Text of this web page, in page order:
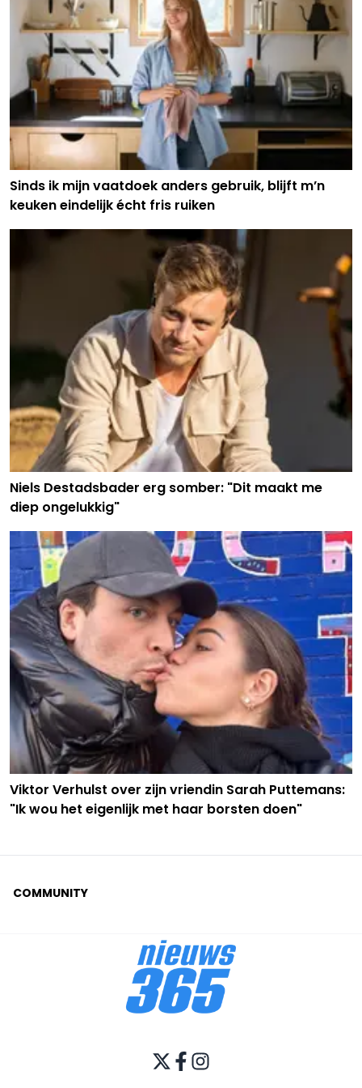
Sinds ik mijn vaatdoek anders gebruik, blijft m’n
keuken eindelijk écht fris ruiken
Niels Destadsbader erg somber: "Dit maakt me
diep ongelukkig"
Viktor Verhulst over zijn vriendin Sarah Puttemans:
"Ik wou het eigenlijk met haar borsten doen"
COMMUNITY